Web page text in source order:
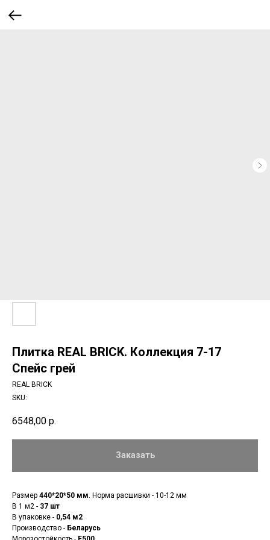
Плитка REAL BRICK. Коллекция 7-17
Спейс грей
REAL BRICK
SKU:
6548,00 р.
Заказать
Размер 440*20*50 мм . Норма расшивки - 10-12 мм
В 1 м2 - 37 шт
В упаковке - 0,54 м2
Производство - Беларусь